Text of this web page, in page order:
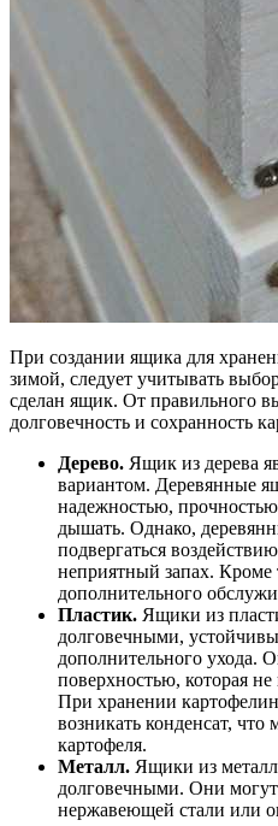
При создании ящика для
зимой, следует учитывать
сделан ящик. От правильного
долговечность и сохранность
Дерево. Ящик из дерева
вариантом. Деревянные
надежностью,
дышать. Однако,
подвергаться
неприятный запах. Кроме
дополнительного
Пластик. Ящики из
долговечными,
дополнительного ухода.
поверхностью, которая
При хранении
возникать конденсат,
картофеля.
Металл. Ящики из
долговечными. Они
нержавеющей стали или